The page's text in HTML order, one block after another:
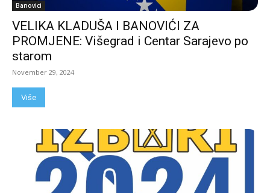
Banovici
VELIKA KLADUŠA I BANOVIĆI ZA
PROMJENE: Višegrad i Centar Sarajevo po
starom
November 29, 2024
Više